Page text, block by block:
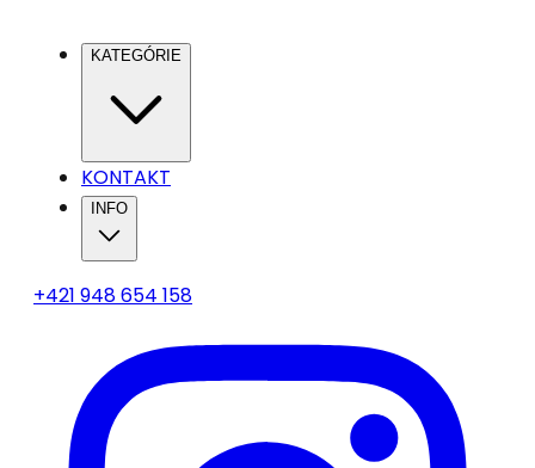
KATEGÓRIE
KONTAKT
INFO
+421 948 654 158